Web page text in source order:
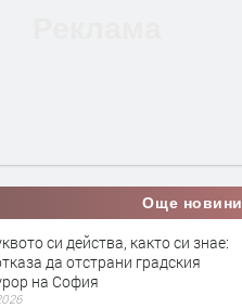
Още новини
си действа, както си знае:
да отстрани градския
на София